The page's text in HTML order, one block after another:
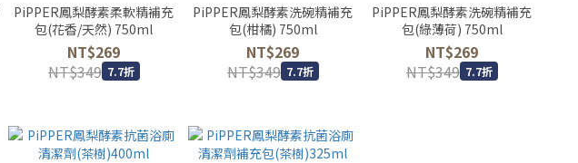
PiPPER鳳梨酵素柔軟精補充
包(花香/天然) 750ml
NT$269
NT$349 7.7折
PiPPER鳳梨酵素洗碗精補充
包(柑橘) 750ml
NT$269
NT$349 7.7折
PiPPER鳳梨酵素洗碗精補充
包(綠薄荷) 750ml
NT$269
NT$349 7.7折